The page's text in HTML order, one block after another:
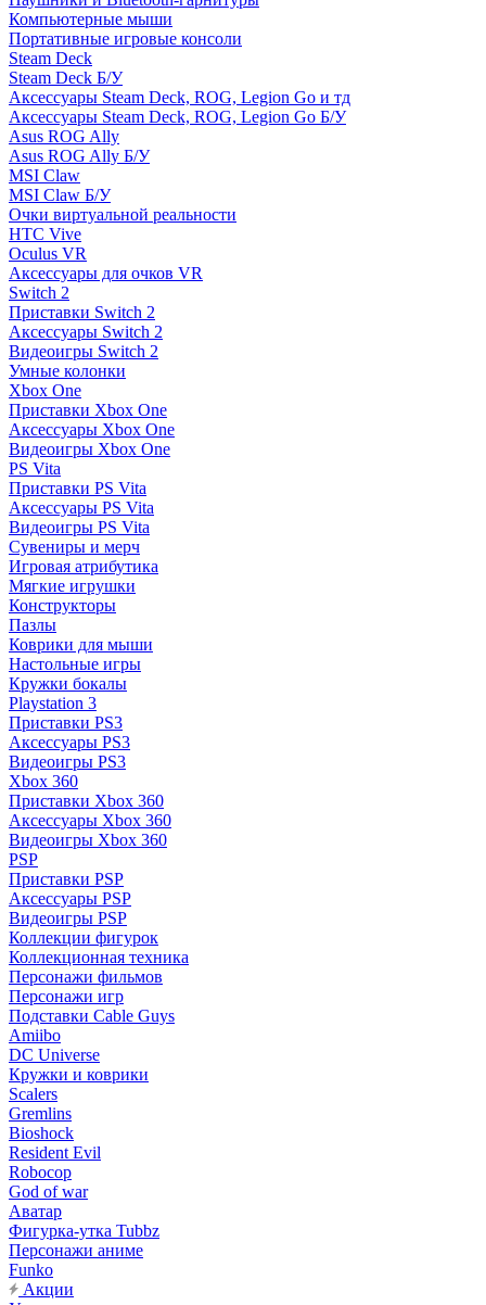
Компьютерные мыши
Портативные игровые консоли
Steam Deck
Steam Deck Б/У
Аксессуары Steam Deck, ROG, Legion Go и тд
Аксессуары Steam Deck, ROG, Legion Go Б/У
Asus ROG Ally
Asus ROG Ally Б/У
MSI Claw
MSI Claw Б/У
Очки виртуальной реальности
HTC Vive
Oculus VR
Аксессуары для очков VR
Switch 2
Приставки Switch 2
Аксессуары Switch 2
Видеоигры Switch 2
Умные колонки
Xbox One
Приставки Xbox One
Аксессуары Xbox One
Видеоигры Xbox One
PS Vita
Приставки PS Vita
Аксессуары PS Vita
Видеоигры PS Vita
Сувениры и мерч
Игровая атрибутика
Мягкие игрушки
Конструкторы
Пазлы
Коврики для мыши
Настольные игры
Кружки бокалы
Playstation 3
Приставки PS3
Аксессуары PS3
Видеоигры PS3
Xbox 360
Приставки Xbox 360
Аксессуары Xbox 360
Видеоигры Xbox 360
PSP
Приставки PSP
Аксессуары PSP
Видеоигры PSP
Коллекции фигурок
Коллекционная техника
Персонажи фильмов
Персонажи игр
Подставки Cable Guys
Amiibo
DC Universe
Кружки и коврики
Scalers
Gremlins
Bioshock
Resident Evil
Robocop
God of war
Аватар
Фигурка-утка Tubbz
Персонажи аниме
Funko
Акции